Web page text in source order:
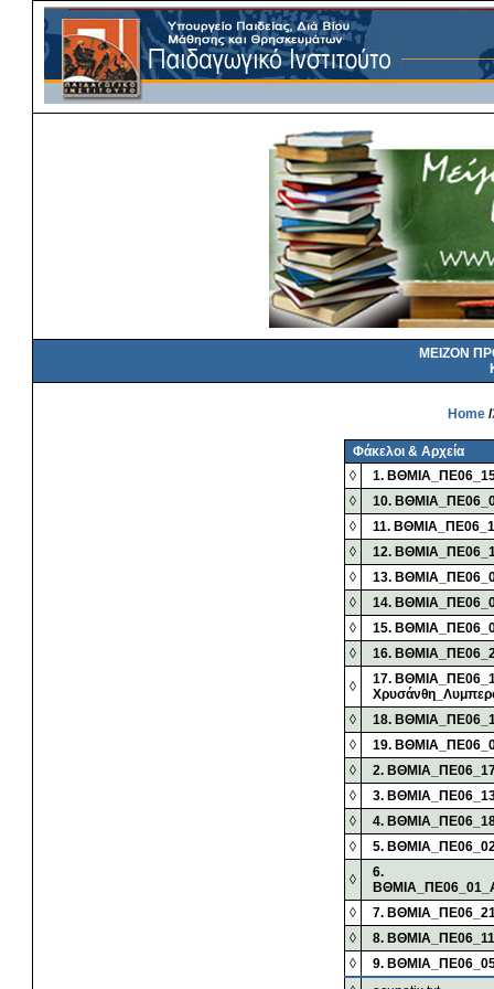
ΜΕΙΖΟΝ
Home /
Φάκελοι & Αρχεία
◊
1.
◊
10.
◊
11.
◊
12.
◊
13.
◊
14.
◊
15.
◊
16.
◊
17.
◊
18.
◊
19.
◊
2.
◊
3.
◊
4.
◊
5.
◊
6.
◊
7.
◊
8.
◊
9.